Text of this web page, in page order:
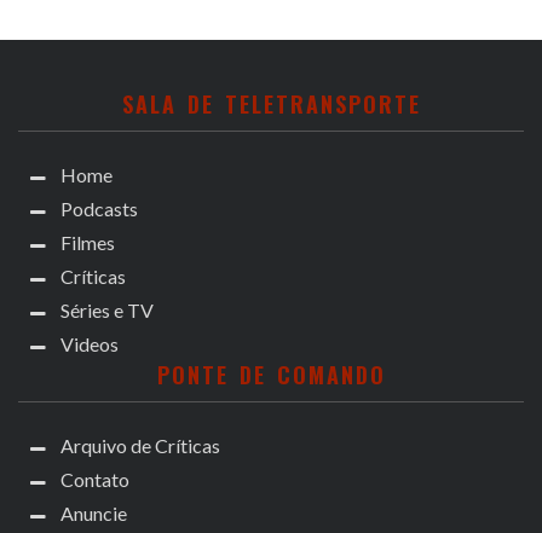
SALA DE TELETRANSPORTE
Home
Podcasts
Filmes
Críticas
Séries e TV
Videos
PONTE DE COMANDO
Arquivo de Críticas
Contato
Anuncie